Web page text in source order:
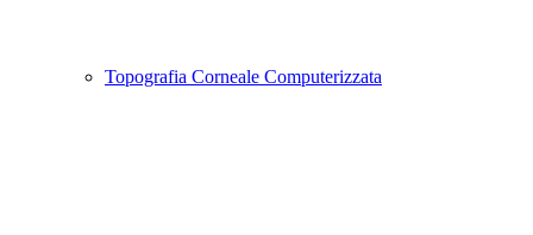
Topografia Corneale Computerizzata